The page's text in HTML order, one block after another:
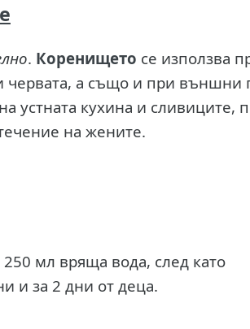
. Коренището се използва
червата, а също и при външни
устната кухина и сливиците,
на жените.
мл вряща вода, след като
и за 2 дни от деца.